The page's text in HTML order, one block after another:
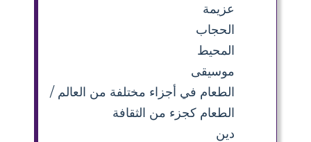
عزيمة
الحجاب
المحيط
موسيقى
الطعام في أجزاء مختلفة من العالم /
الطعام كجزء من الثقافة
دين